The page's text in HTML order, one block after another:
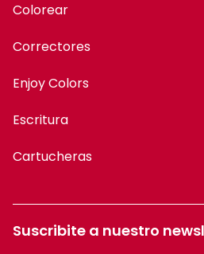
Colorear
Correctores
Enjoy Colors
Escritura
Cartucheras
Suscribite a nuestro